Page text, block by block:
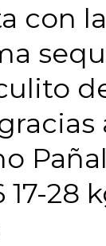
con la
17-28